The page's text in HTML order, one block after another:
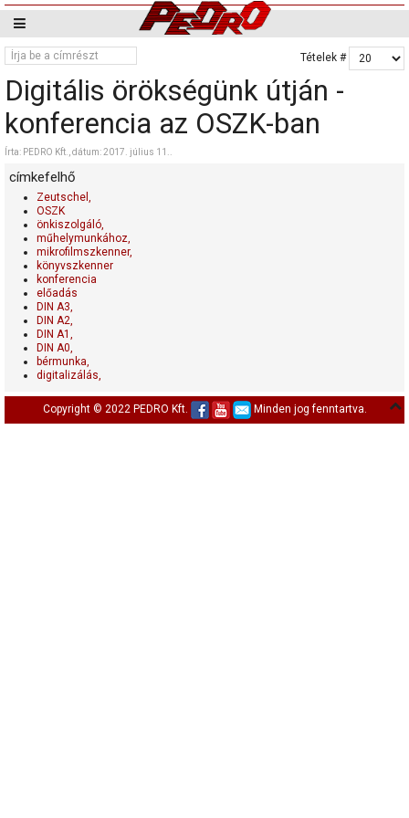
Tételek #
Digitális örökségünk útján -
konferencia az OSZK-ban
Írta: PEDRO Kft., dátum:2017. július 11.
címkefelhő
Zeutschel,
OSZK
önkiszolgáló,
műhelymunkához,
mikrofilmszkenner,
könyvszkenner
konferencia
előadás
DIN A3,
DIN A2,
DIN A1,
DIN A0,
bérmunka,
digitalizálás,
Copyright © 2022 PEDRO Kft. Minden jog fenntartva.